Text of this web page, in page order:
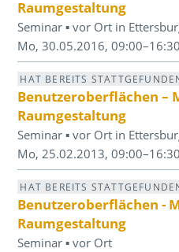
Raumgestaltung
Seminar ▪ vor Ort in
Mo, 30.05.2016,
HAT BEREITS
Benutzeroberflächen –
Raumgestaltung
Seminar ▪ vor Ort in
Mo, 25.02.2013,
HAT BEREITS
Benutzeroberflächen -
Raumgestaltung
Seminar ▪ vor Ort